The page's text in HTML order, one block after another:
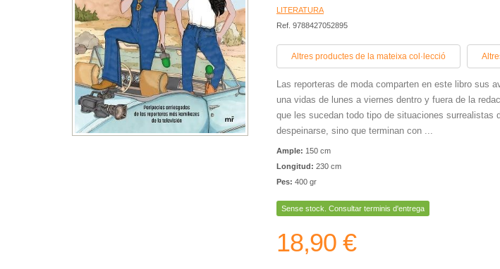
LITERATURA
Ref. 9788427052895
Altres productes de la mateixa col·lecció
Las reporteras de moda comparten en este libro sus
una vidas de lunes a viernes dentro y fuera de la
que les sucedan todo tipo de situaciones surrealistas
despeinarse, sino que terminan con ...
Ample: 150 cm
Longitud: 230 cm
Pes: 400 gr
Sense stock. Consultar terminis d'entrega
18,90 €